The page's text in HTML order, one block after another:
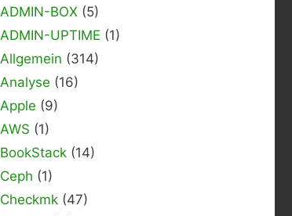
ADMIN-BOX (5)
ADMIN-UPTIME (1)
Allgemein (314)
Analyse (16)
Apple (9)
AWS (1)
BookStack (14)
Ceph (1)
Checkmk (47)